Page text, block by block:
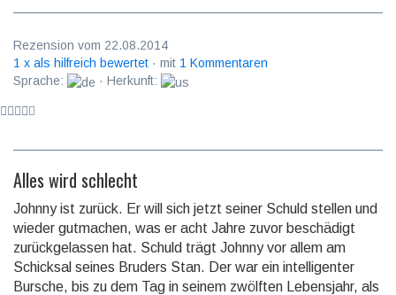
Rezension vom 22.08.2014
1 x als hilfreich bewertet · mit 1 Kommentaren
Sprache:
· Herkunft:
Alles wird schlecht
Johnny ist zurück. Er will sich jetzt seiner Schuld stellen und
wieder gutmachen, was er acht Jahre zuvor beschädigt
zurückgelassen hat. Schuld trägt Johnny vor allem am
Schicksal seines Bruders Stan. Der war ein intelligenter
Bursche, bis zu dem Tag in seinem zwölften Lebensjahr, als